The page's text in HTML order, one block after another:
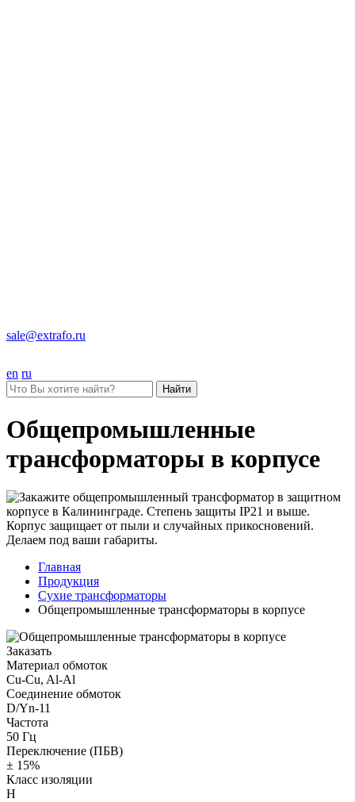
sale@extrafo.ru
en ru
Найти
Общепромышленные
трансформаторы в корпусе
Главная
Продукция
Сухие трансформаторы
Общепромышленные трансформаторы в корпусе
Заказать
Материал обмоток
Cu-Cu, Al-Al
Соединение обмоток
D/Yn-11
Частота
50 Гц
Переключение (ПБВ)
± 15%
Класс изоляции
Н